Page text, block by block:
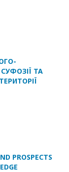
ТА
PROSPECTS